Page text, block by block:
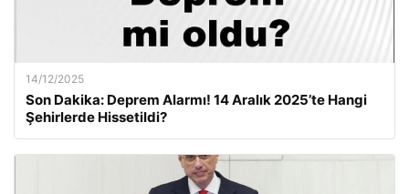
14/12/2025
Son Dakika: Deprem Alarmı! 14 Aralık 2025’te Hangi
Şehirlerde Hissetildi?